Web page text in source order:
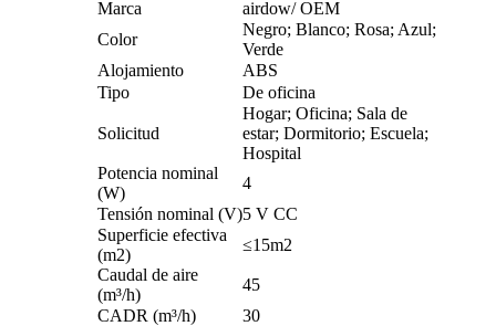
Marca
airdow/ OEM
Color
Negro; Blanco; Rosa; Azul;
Verde
Alojamiento
ABS
Tipo
De oficina
Solicitud
Hogar; Oficina; Sala de
estar; Dormitorio; Escuela;
Hospital
Potencia nominal
(W)
4
Tensión nominal (V)5 V CC
Superficie efectiva
(m2)
≤15m2
Caudal de aire
(m³/h)
45
CADR (m³/h)
30